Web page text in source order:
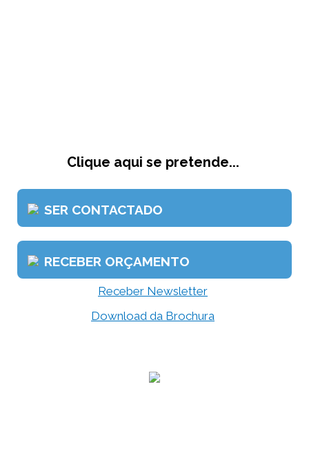
Clique aqui se pretende...
SER CONTACTADO
RECEBER ORÇAMENTO
Receber Newsletter
Download da Brochura